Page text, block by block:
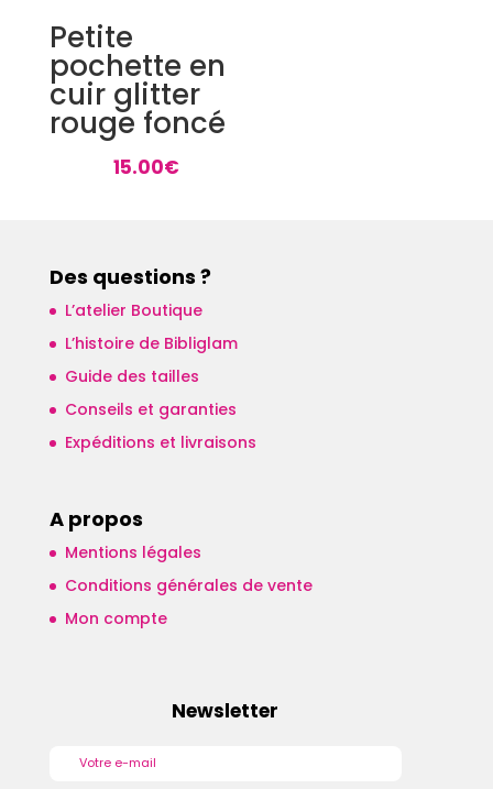
Petite
pochette en
cuir glitter
rouge foncé
15.00€
Des questions ?
L’atelier Boutique
L’histoire de Bibliglam
Guide des tailles
Conseils et garanties
Expéditions et livraisons
A propos
Mentions légales
Conditions générales de vente
Mon compte
Newsletter